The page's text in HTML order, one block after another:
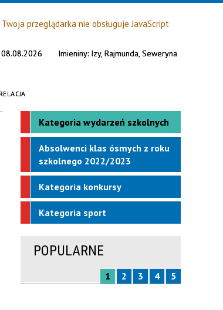
Twoja przeglądarka nie obsługuje JavaScript
Imieniny: Izy, Rajmunda, Seweryna
Kategoria wydarzeń szkolnych
Absolwenci klas ósmych z roku
szkolnego 2022/2023
Kategoria konkursy
Kategoria sport
POPULARNE
1 2 3 4 5